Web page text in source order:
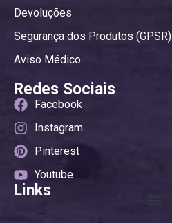
Devoluções
Segurança dos Produtos (GPSR)
Aviso Médico
Redes Sociais
Facebook
Instagram
Pinterest
Youtube
Links